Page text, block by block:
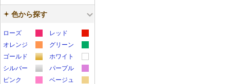
色から探す
ローズ
カ
ラ
レッド
カ
ラ
オレンジ
カ
ラ
グリーン
カ
ラ
ゴールド
カ
ラ
ホワイト
カ
ラ
シルバー
カ
パープル
カ
ピンク ベージュ